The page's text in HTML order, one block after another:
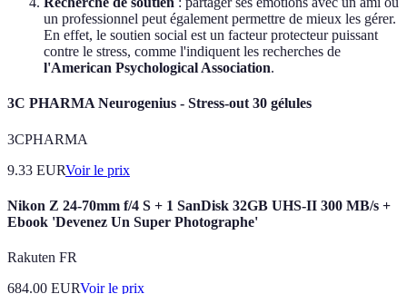
un professionnel peut également permettre de mieux les gérer.
En effet, le soutien social est un facteur protecteur puissant
contre le stress, comme l'indiquent les recherches de
l'American Psychological Association.
3C PHARMA Neurogenius - Stress-out 30 gélules
3CPHARMA
9.33 EURVoir le prix
Nikon Z 24-70mm f/4 S + 1 SanDisk 32GB UHS-II 300 MB/s +
Ebook 'Devenez Un Super Photographe'
Rakuten FR
684.00 EURVoir le prix